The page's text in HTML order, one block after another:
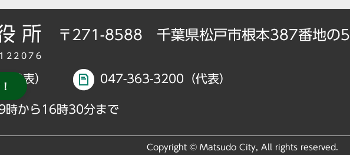
〒271-8588 千葉県松戸市根本387番地の5
代表） 047-363-3200（代表）
時から16時30分まで
Copyright © Matsudo City, All rights reserved.